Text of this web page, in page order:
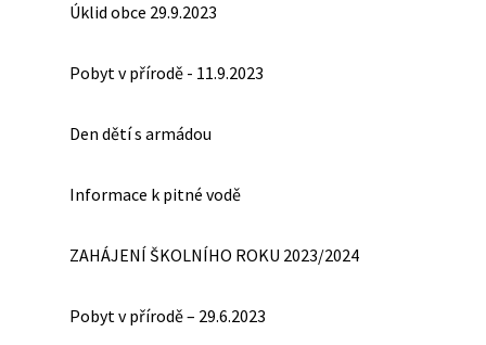
Úklid obce 29.9.2023
Pobyt v přírodě - 11.9.2023
Den dětí s armádou
Informace k pitné vodě
ZAHÁJENÍ ŠKOLNÍHO ROKU 2023/2024
Pobyt v přírodě – 29.6.2023